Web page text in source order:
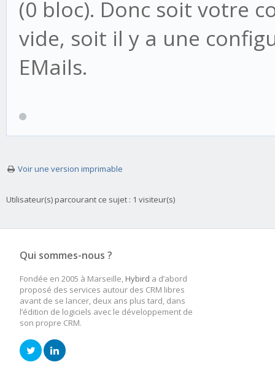
(0 bloc). Donc soit votre
vide, soit il y a une
EMails.
Voir une version imprimable
Utilisateur(s) parcourant ce sujet : 1 visiteur(s)
Qui sommes-nous ?
Fondée en 2005 à Marseille, Hybird a d’abord
proposé des services autour des CRM libres
avant de se lancer, deux ans plus tard, dans
l’édition de logiciels avec le développement de
son propre CRM.